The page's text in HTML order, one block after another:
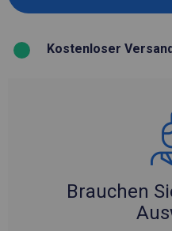
Kostenloser
Brauchen